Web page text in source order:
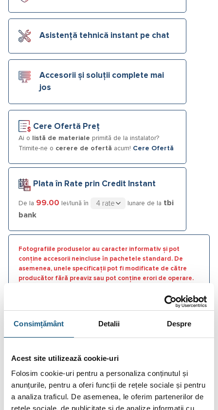
Consimțământ Detalii Despre
Acest site utilizează cookie-uri
Folosim cookie-uri pentru a personaliza conținutul și
anunțurile, pentru a oferi funcții de rețele sociale și pentru
a analiza traficul. De asemenea, le oferim partenerilor de
rețele sociale, de publicitate și de analize informații cu
Asistență tehnică instant pe chat
Accesorii și soluții complete mai
jos
Cere Ofertă Preț
Ai o listă de materiale primită de la instalator?
Trimite-ne o cerere de ofertă acum! Cere Ofertă
Plata în Rate prin Credit Instant
De la 99.00 lei/lună în lunare de la tbi
bank
Fotografiile produselor au caracter informativ și pot
conține accesorii neincluse în pachetele standard. De
asemenea, unele specificații pot fi modificate de către
producător fără preaviz sau pot conține erori de operare.
DESCRIERE
INFORMAȚII SUPLIMENTARE
RECENZII (0)